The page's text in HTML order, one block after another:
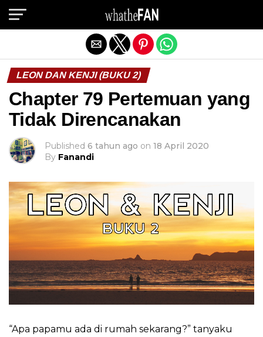
LEON DAN KENJI (BUKU 2)
Chapter 79 Pertemuan yang
Tidak Direncanakan
Published 6 tahun ago on 18 April 2020
By Fanandi
“Apa papamu ada di rumah sekarang?” tanyaku
Exit mobile version